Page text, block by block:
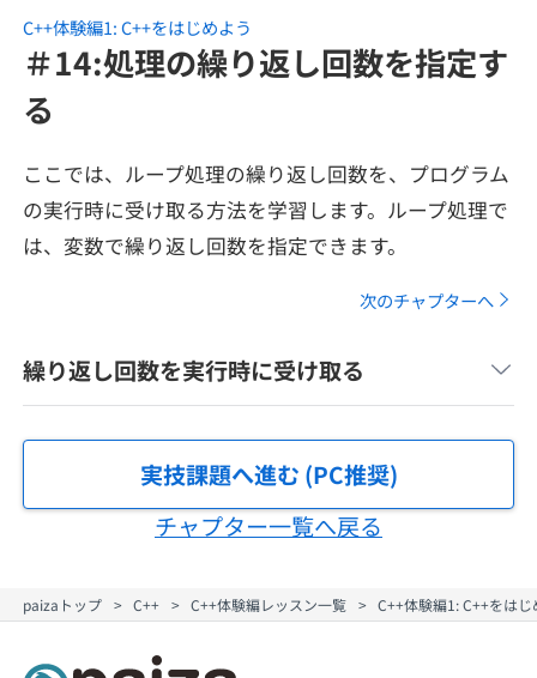
転職エージェント
転職成功ガイド
インターン
新卒エージェント
イベント・セミナー
就活成功ガイド
問題集
ナレッジ
プラン
法人向けプラン
契約内容・クーポン
プログラミング言語
評価結果一覧
ゲーム・マンガ
Tech Team Journal
paizaとは？
C++体験編1: C++をはじめよう
＃14:処理の繰り返し回数を指定す
る
ここでは、ループ処理の繰り返し回数を、プログラム
の実行時に受け取る方法を学習します。ループ処理で
は、変数で繰り返し回数を指定できます。
次のチャプターへ
繰り返し回数を実行時に受け取る
実技課題へ進む (PC推奨)
チャプター一覧へ戻る
paizaトップ C++ C++体験編レッスン一覧 C++体験編1: C++をは